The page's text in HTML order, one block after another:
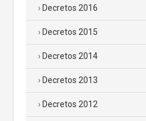
Decretos 2016
Decretos 2015
Decretos 2014
Decretos 2013
Decretos 2012